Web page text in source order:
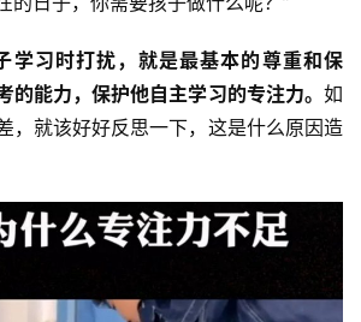
学习时打扰，就是最基本的尊重和保
的能力，保护他自主学习的专注力。 如
，就该好好反思一下，这是什么原因造